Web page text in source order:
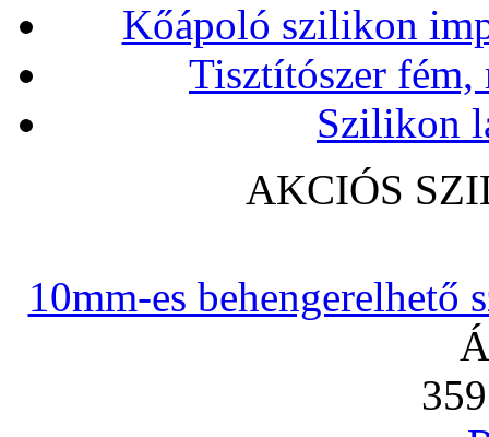
Kőápoló szilikon
Tisztítószer
Szilikon
AKCIÓS
10mm-es